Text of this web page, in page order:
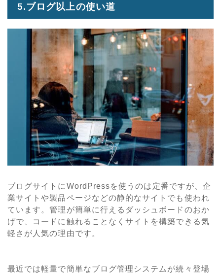
5.ブログ以上の使い道
ブログサイトにWordPressを使うのは定番ですが、企
業サイトや製品ページなどの静的なサイトでも使われ
ています。管理が簡単に行えるダッシュボードのおか
げで、コードに触れることなくサイトを構築できる気
軽さが人気の理由です。
最近では軽量で簡単なブログ管理システムが続々登場